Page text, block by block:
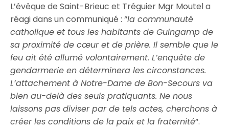
L’évêque de Saint-Brieuc et Tréguier Mgr Moutel a
réagi dans un communiqué : “la communauté
catholique et tous les habitants de Guingamp de
sa proximité de cœur et de prière. Il semble que le
feu ait été allumé volontairement. L’enquête de
gendarmerie en déterminera les circonstances.
L’attachement à Notre-Dame de Bon-Secours va
bien au-delà des seuls pratiquants. Ne nous
laissons pas diviser par de tels actes, cherchons à
créer les conditions de la paix et la fraternité“.